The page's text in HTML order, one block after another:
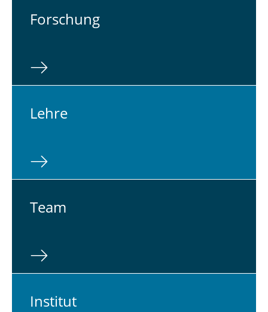
For­schung
Lehre
Team
In­sti­tut